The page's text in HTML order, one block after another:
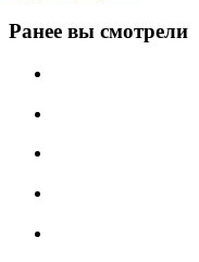
Ранее вы смотрели